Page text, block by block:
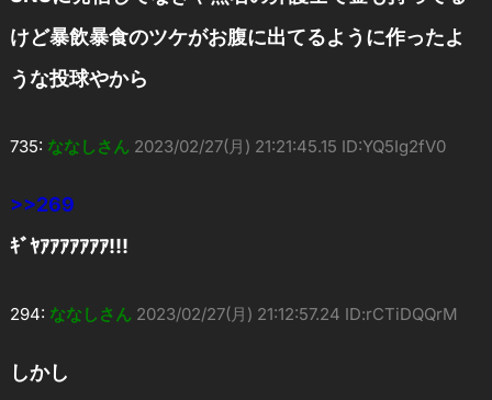
けど暴飲暴食のツケがお腹に出てるように作ったよ
うな投球やから
735: ななしさん 2023/02/27(月) 21:21:45.15 ID:YQ5Ig2fV0
>>269
ｷﾞﾔｱｱｱｱｱｱｱ!!!
294: ななしさん 2023/02/27(月) 21:12:57.24 ID:rCTiDQQrM
しかし